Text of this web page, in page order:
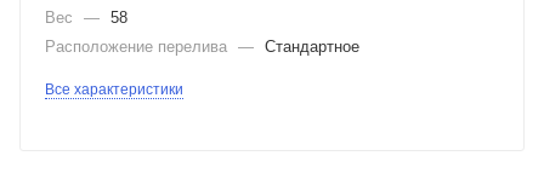
Вес
— 58
Расположение перелива — Стандартное
Все характеристики